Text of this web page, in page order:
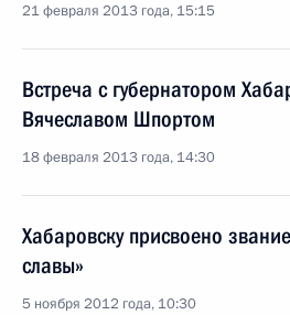
21 февраля 2013 года, 15:15
Встреча с губернатором
Вячеславом Шпортом
18 февраля 2013 года, 14:30
Хабаровску присвоено
славы»
5 ноября 2012 года, 10:30